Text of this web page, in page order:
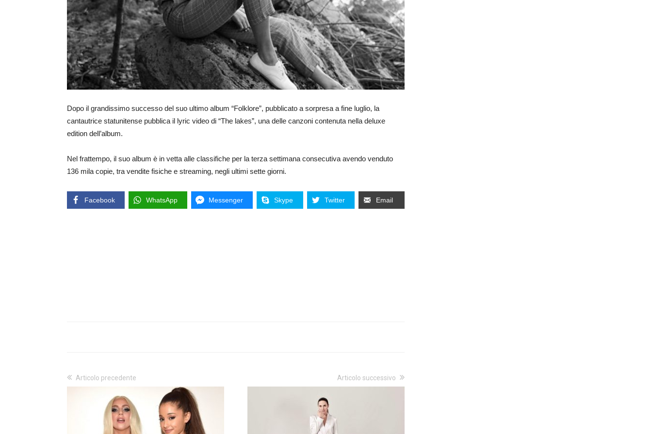
Dopo il grandissimo successo del suo ultimo album “Folklore”, pubblicato a sorpresa a fine luglio, la
cantautrice statunitense pubblica il lyric video di “The lakes”, una delle canzoni contenuta nella deluxe
edition dell’album.
Nel frattempo, il suo album è in vetta alle classifiche per la terza settimana consecutiva avendo venduto
136 mila copie, tra vendite fisiche e streaming, negli ultimi sette giorni.
Facebook WhatsApp Messenger Skype Twitter Email
Articolo precedente Articolo successivo